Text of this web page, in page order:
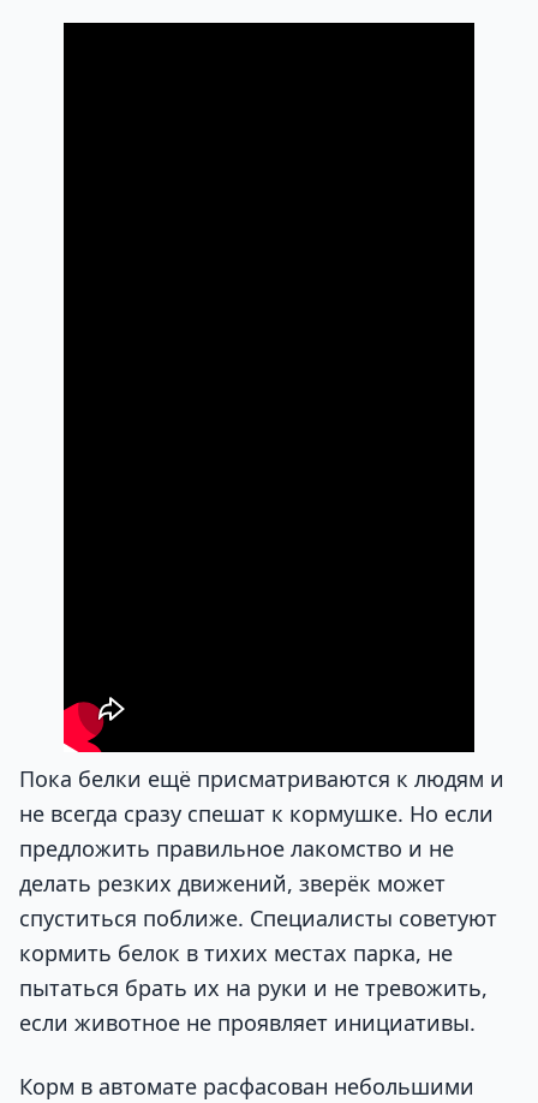
Пока белки ещё присматриваются к людям и
не всегда сразу спешат к кормушке. Но если
предложить правильное лакомство и не
делать резких движений, зверёк может
спуститься поближе. Специалисты советуют
кормить белок в тихих местах парка, не
пытаться брать их на руки и не тревожить,
если животное не проявляет инициативы.
Корм в автомате расфасован небольшими